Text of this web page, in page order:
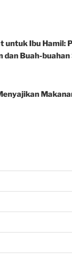
untuk Ibu Hamil:
dan Buah-